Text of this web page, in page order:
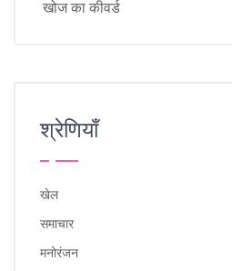
श्रेणियाँ
खेल
समाचार
मनोरंजन